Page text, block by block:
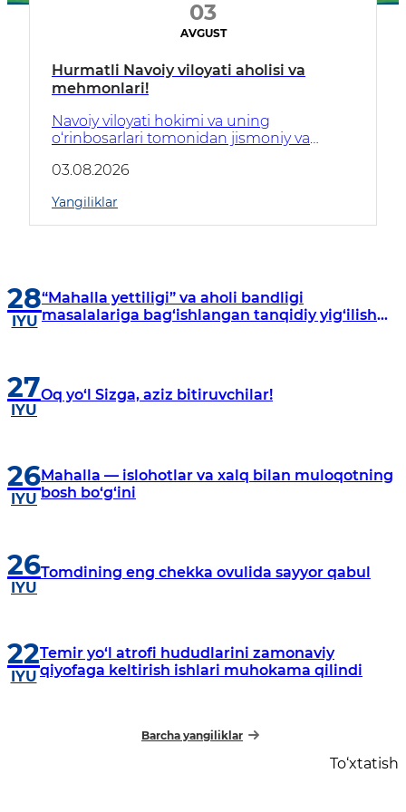
03
AVGUST
Hurmatli Navoiy viloyati aholisi va
mehmonlari!
Navoiy viloyati hokimi va uning
o‘rinbosarlari tomonidan jismoniy va
shaxsiy qabul qilish grafigi bilan tanishing:
03.08.2026
Yangiliklar
28
IYU
“Mahalla yettiligi” va aholi bandligi
masalalariga bag‘ishlangan tanqidiy yig‘ilish
27
IYU
Oq yo‘l Sizga, aziz bitiruvchilar!
26
IYU
Mahalla — islohotlar va xalq bilan muloqotning
bosh bo‘g‘ini
26
IYU
Tomdining eng chekka ovulida sayyor qabul
22
IYU
Temir yo‘l atrofi hududlarini zamonaviy
qiyofaga keltirish ishlari muhokama qilindi
Barcha yangiliklar
To‘xtatish